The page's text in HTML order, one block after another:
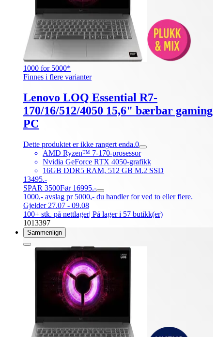
1000 for 5000*
Finnes i flere varianter
Lenovo LOQ Essential R7-
170/16/512/4050 15,6" bærbar gaming
PC
Dette produktet er ikke rangert enda.0
AMD Ryzen™ 7-170-prosessor
Nvidia GeForce RTX 4050-grafikk
16GB DDR5 RAM, 512 GB M.2 SSD
13495.-
SPAR 3500Før 16995.-
1000,- avslag pr 5000,- du handler for ved to eller flere.
Gjelder 27.07 - 09.08
100+ stk. på nettlager| På lager i 57 butikk(er)
1013397
Sammenlign